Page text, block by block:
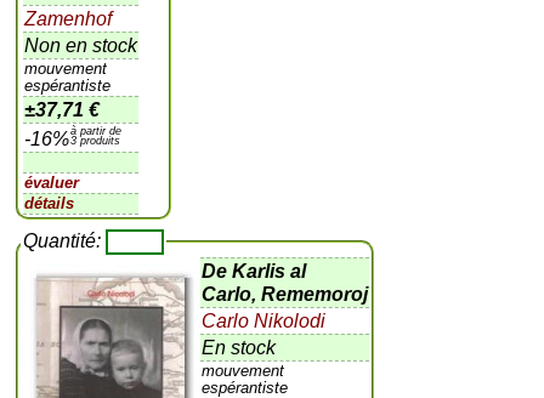
Zamenhof
Non en stock
mouvement
espérantiste
±37,71 €
-16%à partir de
3 produits
évaluer
détails
Quantité:
De Karlis al
Carlo, Rememoroj
Carlo Nikolodi
En stock
mouvement
espérantiste